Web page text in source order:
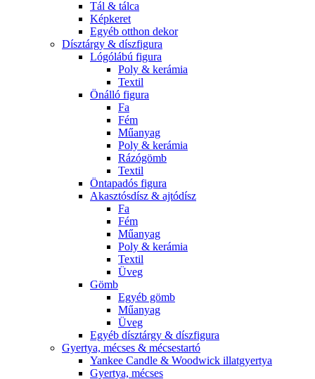
Tál & tálca
Képkeret
Egyéb otthon dekor
Dísztárgy & díszfigura
Lógólábú figura
Poly & kerámia
Textil
Önálló figura
Fa
Fém
Műanyag
Poly & kerámia
Rázógömb
Textil
Öntapadós figura
Akasztósdísz & ajtódísz
Fa
Fém
Műanyag
Poly & kerámia
Textil
Üveg
Gömb
Egyéb gömb
Műanyag
Üveg
Egyéb dísztárgy & díszfigura
Gyertya, mécses & mécsestartó
Yankee Candle & Woodwick illatgyertya
Gyertya, mécses